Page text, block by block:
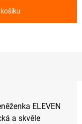
ELEVEN
a skvěle